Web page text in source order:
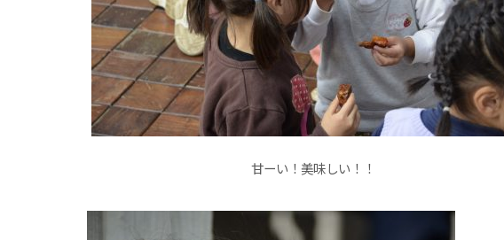
甘ーい！美味しい！！